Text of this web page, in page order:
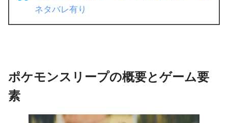
ネタバレ有り
ポケモンスリープの概要とゲーム要
素